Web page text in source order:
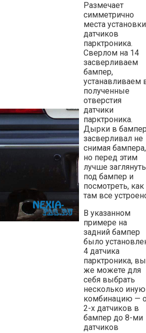
Размечает
симметрично
места установки
датчиков
парктроника.
Сверлом на 14
засверливаем
бампер,
устанавливаем
полученные
отверстия
датчики
парктроника.
Дырки в
засверливал не
снимая бампера,
но перед этим
лучше заглянуть
под бампер и
посмотреть, как
там все
В указанном
примере на
задний бампер
было
4 датчика
парктроника, вы
же можете для
себя выбрать
несколько иную
комбинацию —
2-х датчиков в
бампер до 8-ми
датчиков